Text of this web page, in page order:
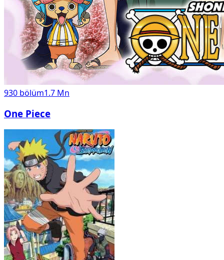
930 bölüm1.7 Mn
One Piece